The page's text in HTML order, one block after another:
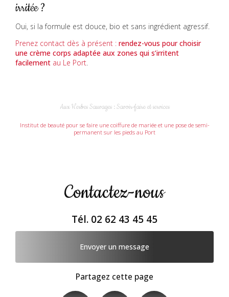
irritée ?
Oui, si la formule est douce, bio et sans ingrédient agressif.
Prenez contact dès à présent : rendez-vous pour choisir
une crème corps adaptée aux zones qui s’irritent
facilement au Le Port
Aux Herbes Sauvages : Savoir-faire et services
Institut de beauté pour se faire une coiffure de mariée et une pose de semi-
permanent sur les pieds au Port
Contactez-nous
Tél. 02 62 43 45 45
Envoyer un message
Partagez cette page
Facebook